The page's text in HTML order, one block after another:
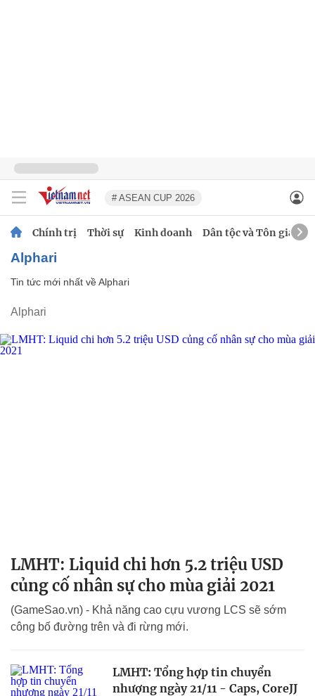
# ASEAN CUP 2026
Chính trị Thời sự Kinh doanh Dân tộc và Tôn giáo
Alphari
Tin tức mới nhất vềAlphari
Alphari
LMHT: Liquid chi hơn 5.2 triệu USD
củng cố nhân sự cho mùa giải 2021
(GameSao.vn) - Khả năng cao cựu vương LCS sẽ sớm
công bố đường trên và đi rừng mới.
LMHT: Tổng hợp tin chuyển
nhượng ngày 21/11 - Caps, CoreJJ